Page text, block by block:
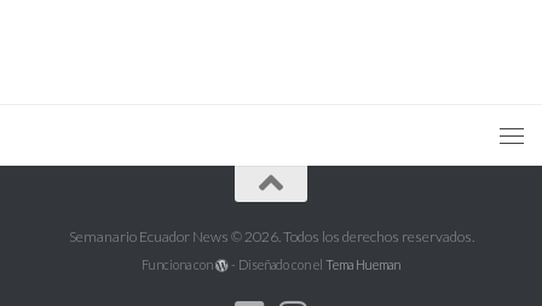
Semanario Ecuador News © 2026. Todos los derechos reservados.
Funciona con - Diseñado con el Tema Hueman